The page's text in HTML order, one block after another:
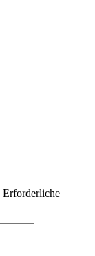
Erforderliche